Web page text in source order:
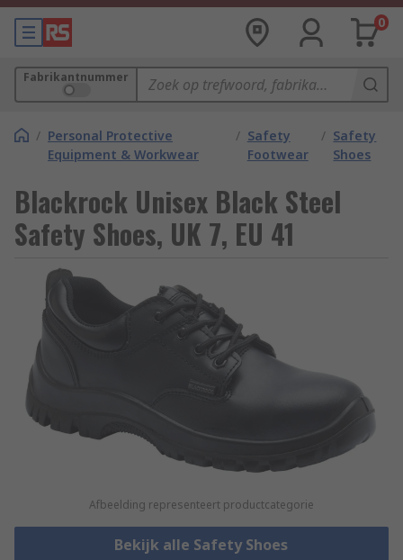
0
Fabrikantnummer
/ Personal Protective
Equipment & Workwear
/ Safety
Footwear
/ Safety
Shoes
Blackrock Unisex Black Steel
Safety Shoes, UK 7, EU 41
Afbeelding representeert productcategorie
Bekijk alle Safety Shoes